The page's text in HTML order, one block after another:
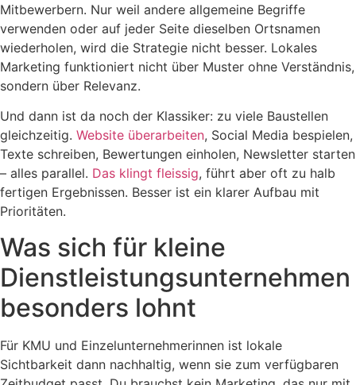
Mitbewerbern. Nur weil andere allgemeine Begriffe
verwenden oder auf jeder Seite dieselben Ortsnamen
wiederholen, wird die Strategie nicht besser. Lokales
Marketing funktioniert nicht über Muster ohne Verständnis,
sondern über Relevanz.
Und dann ist da noch der Klassiker: zu viele Baustellen
gleichzeitig. Website überarbeiten, Social Media bespielen,
Texte schreiben, Bewertungen einholen, Newsletter starten
– alles parallel. Das klingt fleissig, führt aber oft zu halb
fertigen Ergebnissen. Besser ist ein klarer Aufbau mit
Prioritäten.
Was sich für kleine
Dienstleistungsunternehmen
besonders lohnt
Für KMU und Einzelunternehmerinnen ist lokale
Sichtbarkeit dann nachhaltig, wenn sie zum verfügbaren